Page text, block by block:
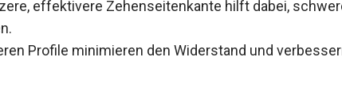
Profile minimieren den Widerstand und verbessern